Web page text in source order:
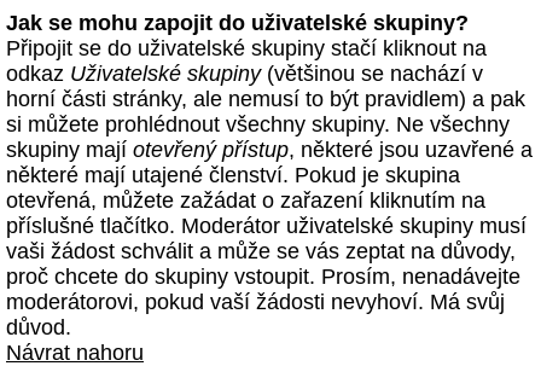
Jak se mohu zapojit do uživatelské skupiny?
Připojit se do uživatelské skupiny stačí kliknout na
odkaz Uživatelské skupiny(většinou se nachází v
horní části stránky, ale nemusí to být pravidlem) a pak
si můžete prohlédnout všechny skupiny. Ne všechny
skupiny mají otevřený přístup, některé jsou uzavřené a
některé mají utajené členství. Pokud je skupina
otevřená, můžete zažádat o zařazení kliknutím na
příslušné tlačítko. Moderátor uživatelské skupiny musí
vaši žádost schválit a může se vás zeptat na důvody,
proč chcete do skupiny vstoupit. Prosím, nenadávejte
moderátorovi, pokud vaší žádosti nevyhoví. Má svůj
důvod.
Návrat nahoru